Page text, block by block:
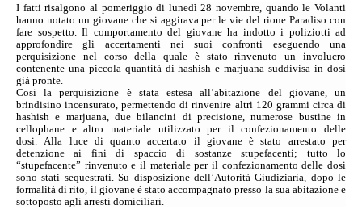
I fatti risalgono al pomeriggio di lunedì 28 novembre, quando le Volanti
hanno notato un giovane che si aggirava per le vie del rione Paradiso con
fare sospetto. Il comportamento del giovane ha indotto i poliziotti ad
approfondire gli accertamenti nei suoi confronti eseguendo una
perquisizione nel corso della quale è stato rinvenuto un involucro
contenente una piccola quantità di hashish e marjuana suddivisa in dosi
già pronte.
Cosi la perquisizione è stata estesa all’abitazione del giovane, un
brindisino incensurato, permettendo di rinvenire altri 120 grammi circa di
hashish e marjuana, due bilancini di precisione, numerose bustine in
cellophane e altro materiale utilizzato per il confezionamento delle
dosi. Alla luce di quanto accertato il giovane è stato arrestato per
detenzione ai fini di spaccio di sostanze stupefacenti; tutto lo
“stupefacente” rinvenuto e il materiale per il confezionamento delle dosi
sono stati sequestrati.Su disposizione dell’Autorità Giudiziaria, dopo le
formalità di rito, il giovane è stato accompagnato presso la sua abitazione e
sottoposto agli arresti domiciliari.